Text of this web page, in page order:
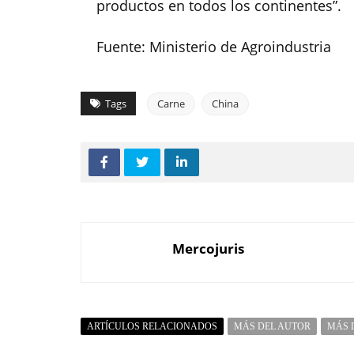
productos en todos los continentes”.
Fuente: Ministerio de Agroindustria
Tags Carne China
Mercojuris
ARTÍCULOS RELACIONADOS MÁS DEL AUTOR MÁS